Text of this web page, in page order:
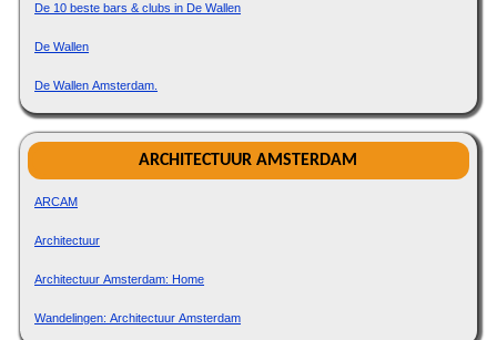
De 10 beste bars & clubs in De Wallen
De Wallen
De Wallen Amsterdam.
ARCHITECTUUR AMSTERDAM
ARCAM
Architectuur
Architectuur Amsterdam: Home
Wandelingen: Architectuur Amsterdam